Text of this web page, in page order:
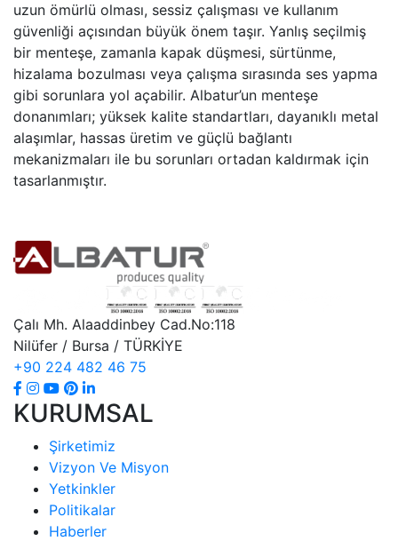
uzun ömürlü olması, sessiz çalışması ve kullanım
güvenliği açısından büyük önem taşır. Yanlış seçilmiş
bir menteşe, zamanla kapak düşmesi, sürtünme,
hizalama bozulması veya çalışma sırasında ses yapma
gibi sorunlara yol açabilir. Albatur’un menteşe
donanımları; yüksek kalite standartları, dayanıklı metal
alaşımlar, hassas üretim ve güçlü bağlantı
mekanizmaları ile bu sorunları ortadan kaldırmak için
tasarlanmıştır.
Çalı Mh. Alaaddinbey Cad.No:118
Nilüfer / Bursa / TÜRKİYE
+90 224 482 46 75
KURUMSAL
Şirketimiz
Vizyon Ve Misyon
Yetkinkler
Politikalar
Haberler